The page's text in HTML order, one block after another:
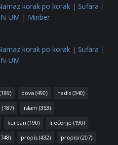
korak po korak | Sufara |
N-UM | Minber
korak po korak | Sufara |
N-UM
(189) dova (490) hadis (340)
(187) islam (353)
kurban (190) liječenje (190)
propis (432) propisi (207)